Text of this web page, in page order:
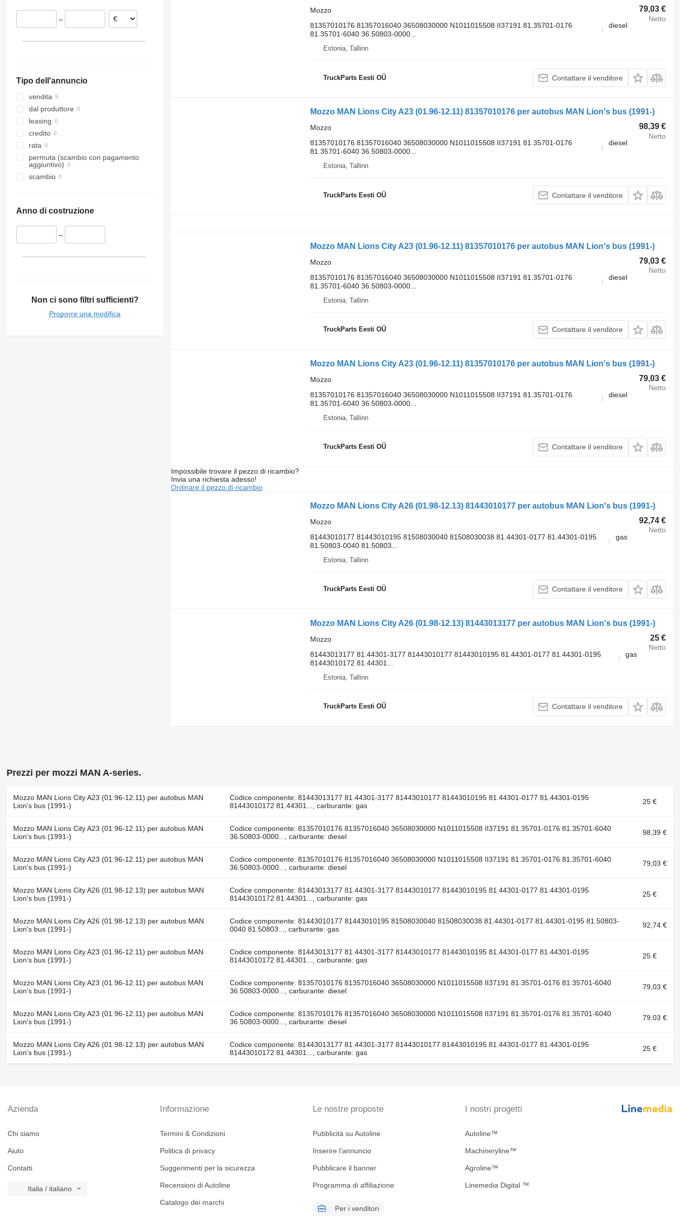
–
Tipo dell'annuncio
vendita
dal produttore
leasing
credito
rata
permuta (scambio con pagamento
aggiuntivo)
scambio
Anno di costruzione
–
Non ci sono filtri sufficienti?
Proporre una modifica
79,03 €
Netto
Mozzo
81357010176 81357016040 36508030000 N1011015508 II37191 81.35701-0176
81.35701-6040 36.50803-0000...
diesel
Estonia, Tallinn
TruckParts Eesti OÜ Contattare il venditore
Mozzo MAN Lions City A23 (01.96-12.11) 81357010176 per autobus MAN Lion's bus (1991-)
98,39 €
Netto
Mozzo
81357010176 81357016040 36508030000 N1011015508 II37191 81.35701-0176
81.35701-6040 36.50803-0000...
diesel
Estonia, Tallinn
TruckParts Eesti OÜ Contattare il venditore
Mozzo MAN Lions City A23 (01.96-12.11) 81357010176 per autobus MAN Lion's bus (1991-)
79,03 €
Netto
Mozzo
81357010176 81357016040 36508030000 N1011015508 II37191 81.35701-0176
81.35701-6040 36.50803-0000...
diesel
Estonia, Tallinn
TruckParts Eesti OÜ Contattare il venditore
Mozzo MAN Lions City A23 (01.96-12.11) 81357010176 per autobus MAN Lion's bus (1991-)
79,03 €
Netto
Mozzo
81357010176 81357016040 36508030000 N1011015508 II37191 81.35701-0176
81.35701-6040 36.50803-0000...
diesel
Estonia, Tallinn
TruckParts Eesti OÜ Contattare il venditore
Impossibile trovare il pezzo di ricambio?
Invia una richiesta adesso!
Ordinare il pezzo di ricambio
Mozzo MAN Lions City A26 (01.98-12.13) 81443010177 per autobus MAN Lion's bus (1991-)
92,74 €
Netto
Mozzo
81443010177 81443010195 81508030040 81508030038 81.44301-0177 81.44301-0195
81.50803-0040 81.50803...
gas
Estonia, Tallinn
TruckParts Eesti OÜ Contattare il venditore
Mozzo MAN Lions City A26 (01.98-12.13) 81443013177 per autobus MAN Lion's bus (1991-)
25 €
Netto
Mozzo
81443013177 81.44301-3177 81443010177 81443010195 81.44301-0177 81.44301-0195
81443010172 81.44301...
gas
Estonia, Tallinn
TruckParts Eesti OÜ Contattare il venditore
Prezzi per mozzi MAN A-series.
Mozzo MAN Lions City A23 (01.96-12.11) per autobus MAN
Lion's bus (1991-)
Codice componente: 81443013177 81.44301-3177 81443010177 81443010195 81.44301-0177 81.44301-0195
81443010172 81.44301..., carburante: gas
25 €
Mozzo MAN Lions City A23 (01.96-12.11) per autobus MAN
Lion's bus (1991-)
Codice componente: 81357010176 81357016040 36508030000 N1011015508 II37191 81.35701-0176 81.35701-6040
36.50803-0000..., carburante: diesel
98,39 €
Mozzo MAN Lions City A23 (01.96-12.11) per autobus MAN
Lion's bus (1991-)
Codice componente: 81357010176 81357016040 36508030000 N1011015508 II37191 81.35701-0176 81.35701-6040
36.50803-0000..., carburante: diesel
79,03 €
Mozzo MAN Lions City A26 (01.98-12.13) per autobus MAN
Lion's bus (1991-)
Codice componente: 81443013177 81.44301-3177 81443010177 81443010195 81.44301-0177 81.44301-0195
81443010172 81.44301..., carburante: gas
25 €
Mozzo MAN Lions City A26 (01.98-12.13) per autobus MAN
Lion's bus (1991-)
Codice componente: 81443010177 81443010195 81508030040 81508030038 81.44301-0177 81.44301-0195 81.50803-
0040 81.50803..., carburante: gas
92,74 €
Mozzo MAN Lions City A23 (01.96-12.11) per autobus MAN
Lion's bus (1991-)
Codice componente: 81443013177 81.44301-3177 81443010177 81443010195 81.44301-0177 81.44301-0195
81443010172 81.44301..., carburante: gas
25 €
Mozzo MAN Lions City A23 (01.96-12.11) per autobus MAN
Lion's bus (1991-)
Codice componente: 81357010176 81357016040 36508030000 N1011015508 II37191 81.35701-0176 81.35701-6040
36.50803-0000..., carburante: diesel
79,03 €
Mozzo MAN Lions City A23 (01.96-12.11) per autobus MAN
Lion's bus (1991-)
Codice componente: 81357010176 81357016040 36508030000 N1011015508 II37191 81.35701-0176 81.35701-6040
36.50803-0000..., carburante: diesel
79,03 €
Mozzo MAN Lions City A26 (01.98-12.13) per autobus MAN
Lion's bus (1991-)
Codice componente: 81443013177 81.44301-3177 81443010177 81443010195 81.44301-0177 81.44301-0195
81443010172 81.44301..., carburante: gas
25 €
Azienda
Chi siamo
Aiuto
Contatti
Italia / italiano
Informazione
Termini & Condizioni
Politica di privacy
Suggerimenti per la sicurezza
Recensioni di Autoline
Catalogo dei marchi
Le nostre proposte
Pubblicità su Autoline
Inserire l'annuncio
Pubblicare il banner
Programma di affiliazione
Per i venditori
I nostri progetti
Autoline™
Machineryline™
Agroline™
Linemedia Digital ™